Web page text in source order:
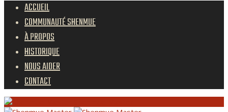
ACCUEIL
COMMUNAUTÉ SHENMUE
À PROPOS
HISTORIQUE
NOUS AIDER
CONTACT